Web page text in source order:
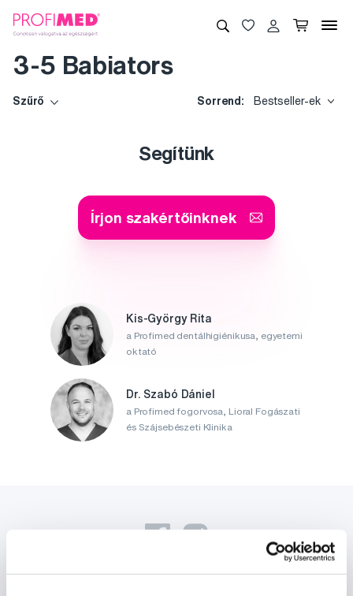
3-5 Babiators
Szűrő Sorrend: Bestseller-ek
Segítünk
Írjon szakértőinknek
Kis-György Rita
a Profimed dentálhigiénikusa, egyetemi
oktató
Dr. Szabó Dániel
a Profimed fogorvosa, Lioral Fogászati
és Szájsebészeti Klinika